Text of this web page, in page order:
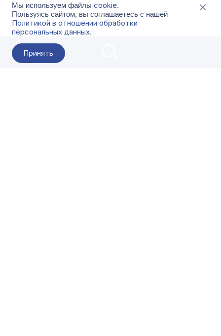
Мы используем файлы cookie.
Пользуясь сайтом, вы соглашаетесь с нашей
Политикой в отношении обработки
персональных данных.
Принять